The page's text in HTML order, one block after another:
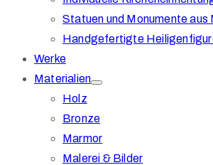
Statuen und Monumente aus
Handgefertigte
Werke
Materialien
Holz
Bronze
Marmor
Malerei & Bilder